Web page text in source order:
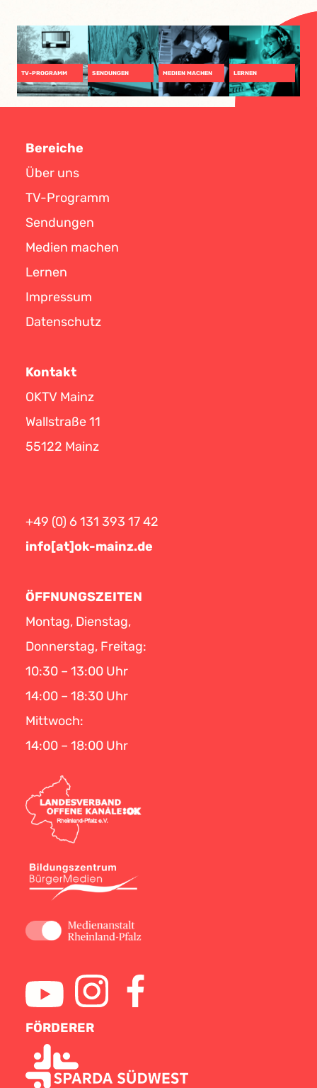
TV-PROGRAMM SENDUNGEN MEDIEN MACHEN LERNEN
Bereiche
Über uns
TV-Programm
Sendungen
Medien machen
Lernen
Impressum
Datenschutz
Kontakt
OKTV Mainz
Wallstraße 11
55122 Mainz
+49 (0) 6 131 393 17 42
info[at]ok-mainz.de
ÖFFNUNGSZEITEN
Montag, Dienstag,
Donnerstag, Freitag:
10:30 – 13:00 Uhr
14:00 – 18:30 Uhr
Mittwoch:
14:00 – 18:00 Uhr
FÖRDERER